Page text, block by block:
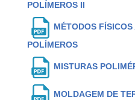
POLÍMEROS II
MÉTODOS
POLÍMEROS
MISTURAS
MOLDAGEM DE